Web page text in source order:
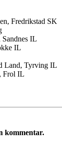
Fredrikstad SK
Sandnes IL
IL
Land, Tyrving IL
Frol IL
kommentar.